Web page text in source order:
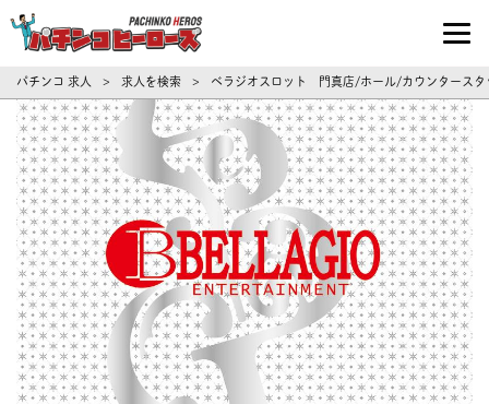
パチンコ求人・転職ならパチンコヒーロ
パチンコ 求人 > 求人を検索 > ベラジオスロット 門真店/ホール/カウンタース